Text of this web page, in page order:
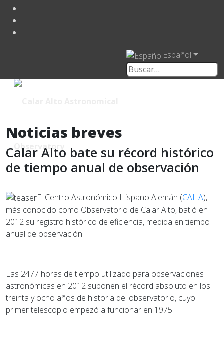
Español
Noticias breves
Calar Alto bate su récord histórico
de tiempo anual de observación
El Centro Astronómico Hispano Alemán (CAHA),
más conocido como Observatorio de Calar Alto, batió en
2012 su registro histórico de eficiencia, medida en tiempo
anual de observación.
Las 2477 horas de tiempo utilizado para observaciones
astronómicas en 2012 suponen el récord absoluto en los
treinta y ocho años de historia del observatorio, cuyo
primer telescopio empezó a funcionar en 1975.